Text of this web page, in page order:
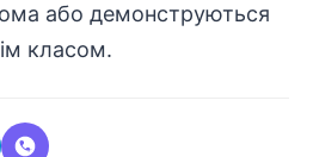
або демонструються
класом.